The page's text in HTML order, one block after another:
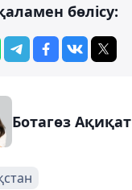
бөлісу:
Ботагөз Ақиқат